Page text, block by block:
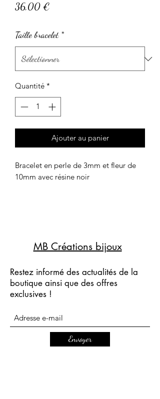
36,00 €
Taille bracelet *
Quantité *
Ajouter au panier
Bracelet en perle de 3mm et fleur de
10mm avec résine noir
MB Créations bijoux
Restez informé des actualités de la
boutique ainsi que des offres
exclusives !
Envoyer